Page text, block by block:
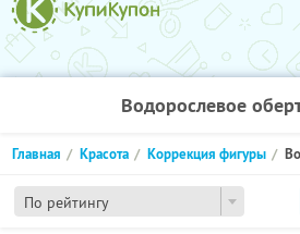
Водорослевое
По рейтингу
Главная Красота Коррекция фигуры